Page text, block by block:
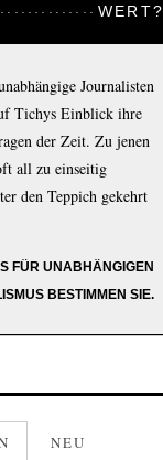
WERT?
Journalisten
Tichys Einblick ihre
der Zeit. Zu jenen
all zu einseitig
den Teppich gekehrt
FÜR UNABHÄNGIGEN
BESTIMMEN SIE.
NEU